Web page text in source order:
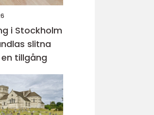
i Stockholm
slitna
tillgång